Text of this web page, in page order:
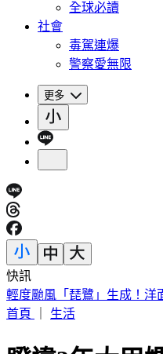
全球必讀
社會
毒駕連爆
警察愛無限
更多
快訊
6點到了！打開電視TVBS42
歌謠大戰